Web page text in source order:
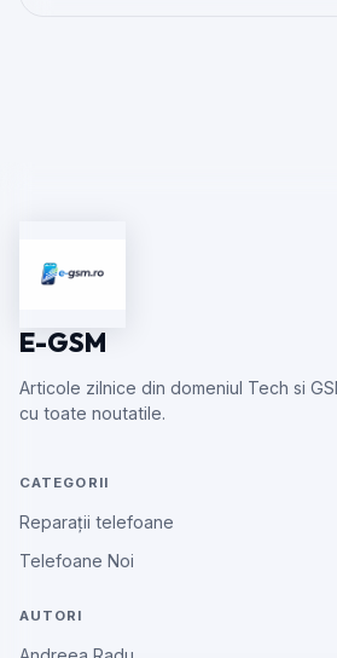
E-GSM
Articole zilnice din domeniul Tech si
cu toate noutatile.
CATEGORII
Reparații telefoane
Telefoane Noi
AUTORI